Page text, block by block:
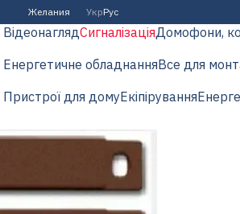
Желания УкрРус
ВідеонаглядСигналізаціяДомофони,
Енергетичне обладнанняВсе для
Пристрої для домуЕкіпірування